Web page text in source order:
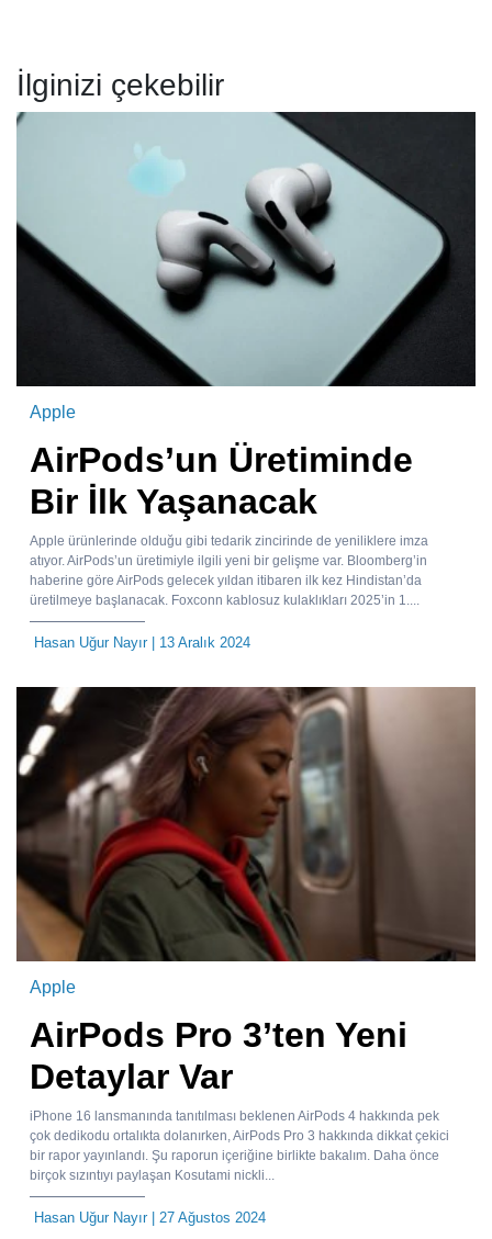
İlginizi çekebilir
Apple
AirPods’un Üretiminde
Bir İlk Yaşanacak
Apple ürünlerinde olduğu gibi tedarik zincirinde de yeniliklere imza
atıyor. AirPods’un üretimiyle ilgili yeni bir gelişme var. Bloomberg’in
haberine göre AirPods gelecek yıldan itibaren ilk kez Hindistan’da
üretilmeye başlanacak. Foxconn kablosuz kulaklıkları 2025’in 1....
Hasan Uğur Nayır| 13 Aralık 2024
Apple
AirPods Pro 3’ten Yeni
Detaylar Var
iPhone 16 lansmanında tanıtılması beklenen AirPods 4 hakkında pek
çok dedikodu ortalıkta dolanırken, AirPods Pro 3 hakkında dikkat çekici
bir rapor yayınlandı. Şu raporun içeriğine birlikte bakalım. Daha önce
birçok sızıntıyı paylaşan Kosutami nickli...
Hasan Uğur Nayır| 27 Ağustos 2024